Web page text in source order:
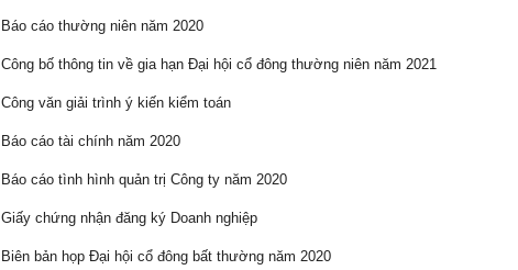
Báo cáo thường niên năm 2020
Công bố thông tin về gia hạn Đại hội cổ đông thường niên năm 2021
Công văn giải trình ý kiến kiểm toán
Báo cáo tài chính năm 2020
Báo cáo tình hình quản trị Công ty năm 2020
Giấy chứng nhận đăng ký Doanh nghiệp
Biên bản họp Đại hội cổ đông bất thường năm 2020